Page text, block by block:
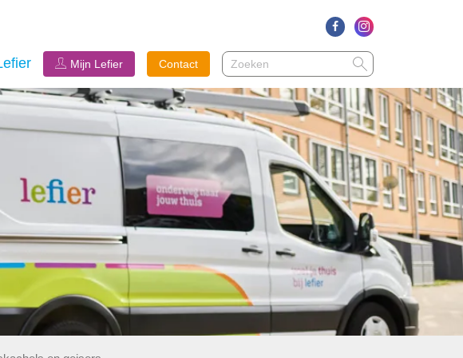
Mijn Lefier Zoeken
Zoeken
Contact